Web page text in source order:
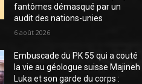
fantômes démasqué par un
audit des nations-unies
6 août 2026
Embuscade du PK 55 qui a couté
la vie au géologue suisse Majineh
Luka et son garde du corps :